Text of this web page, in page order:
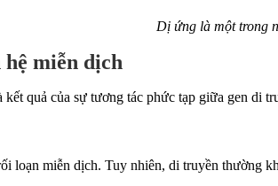
Dị ứng là một trong
miễn dịch
quả của sự tương tác phức tạp giữa gen di
loạn miễn dịch. Tuy nhiên, di truyền thường